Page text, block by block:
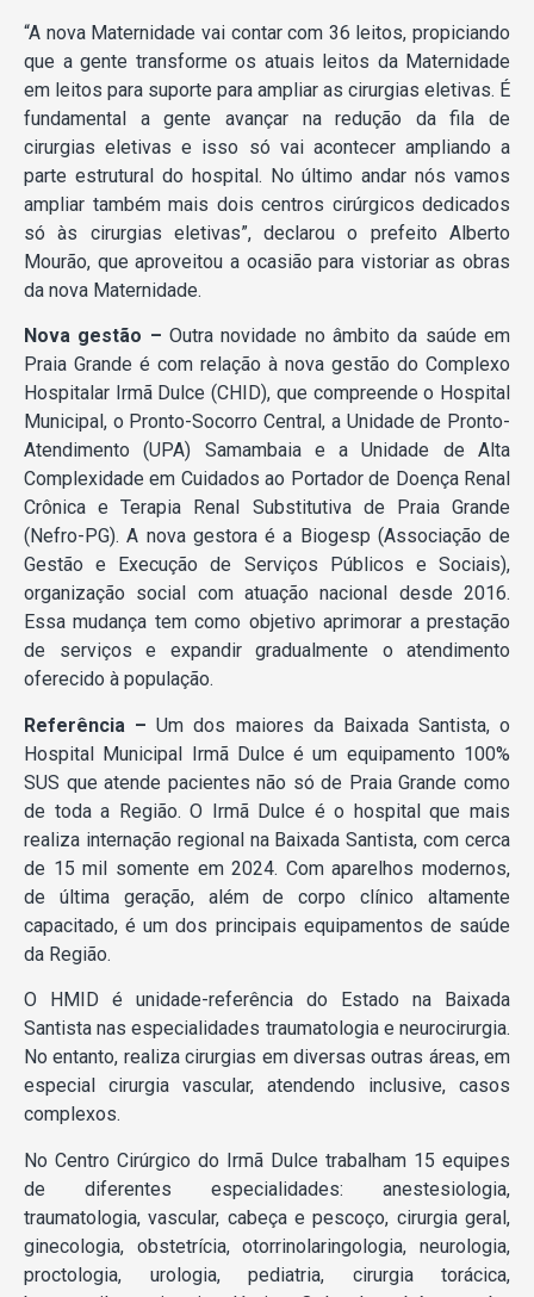
“A nova Maternidade vai contar com 36 leitos, propiciando
que a gente transforme os atuais leitos da Maternidade
em leitos para suporte para ampliar as cirurgias eletivas. É
fundamental a gente avançar na redução da fila de
cirurgias eletivas e isso só vai acontecer ampliando a
parte estrutural do hospital. No último andar nós vamos
ampliar também mais dois centros cirúrgicos dedicados
só às cirurgias eletivas”, declarou o prefeito Alberto
Mourão, que aproveitou a ocasião para vistoriar as obras
da nova Maternidade.
Nova gestão – Outra novidade no âmbito da saúde em
Praia Grande é com relação à nova gestão do Complexo
Hospitalar Irmã Dulce (CHID), que compreende o Hospital
Municipal, o Pronto-Socorro Central, a Unidade de Pronto-
Atendimento (UPA) Samambaia e a Unidade de Alta
Complexidade em Cuidados ao Portador de Doença Renal
Crônica e Terapia Renal Substitutiva de Praia Grande
(Nefro-PG). A nova gestora é a Biogesp (Associação de
Gestão e Execução de Serviços Públicos e Sociais),
organização social com atuação nacional desde 2016.
Essa mudança tem como objetivo aprimorar a prestação
de serviços e expandir gradualmente o atendimento
oferecido à população.
Referência – Um dos maiores da Baixada Santista, o
Hospital Municipal Irmã Dulce é um equipamento 100%
SUS que atende pacientes não só de Praia Grande como
de toda a Região. O Irmã Dulce é o hospital que mais
realiza internação regional na Baixada Santista, com cerca
de 15 mil somente em 2024. Com aparelhos modernos,
de última geração, além de corpo clínico altamente
capacitado, é um dos principais equipamentos de saúde
da Região.
O HMID é unidade-referência do Estado na Baixada
Santista nas especialidades traumatologia e neurocirurgia.
No entanto, realiza cirurgias em diversas outras áreas, em
especial cirurgia vascular, atendendo inclusive, casos
complexos.
No Centro Cirúrgico do Irmã Dulce trabalham 15 equipes
de diferentes especialidades: anestesiologia,
traumatologia, vascular, cabeça e pescoço, cirurgia geral,
ginecologia, obstetrícia, otorrinolaringologia, neurologia,
proctologia, urologia, pediatria, cirurgia torácica,